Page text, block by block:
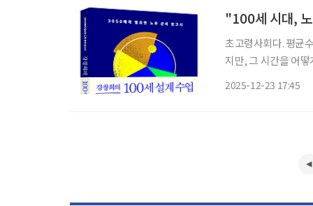
"100세 시대, 노
초고령사회다. 평균
지만, 그 시간을 어
2025-12-23 17:45